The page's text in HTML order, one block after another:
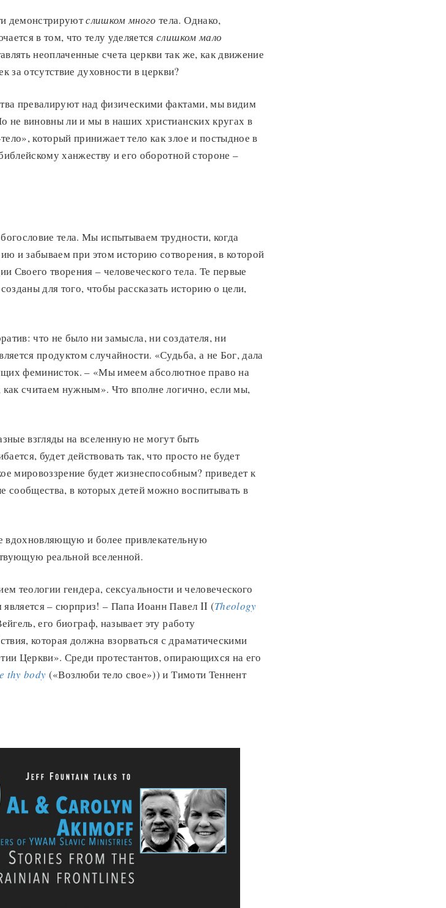
демонстрируютслишком много тела. Однако,
в том, что телу уделяетсяслишком мало
неоплаченные счета церкви так же, как движение
отсутствие духовности в церкви?
превалируют над физическими фактами, мы видим
не виновны ли и мы в наших христианских кругах в
который принижает тело как злое и постыдное в
ханжеству и его оборотной стороне –
тела. Мы испытываем трудности, когда
и забываем при этом историю сотворения, в которой
Своего творения – человеческого тела. Те первые
для того, чтобы рассказать историю о цели,
что не было ни замысла, ни создателя, ни
продуктом случайности. «Судьба, а не Бог, дала
феминисток. – «Мы имеем абсолютное право на
считаем нужным». Что вполне логично, если мы,
взгляды на вселенную не могут быть
будет действовать так, что просто не будет
мировоззрение будет жизнеспособным? приведет к
в которых детей можно воспитывать в
вдохновляющую и более привлекательную
реальной вселенной.
теологии гендера, сексуальности и человеческого
– сюрприз! – Папа Иоанн Павел II (Theology
его биограф, называет эту работу
которая должна взорваться с драматическими
Церкви». Среди протестантов, опирающихся на его
thy body («Возлюби тело свое»)) и Тимоти Теннент